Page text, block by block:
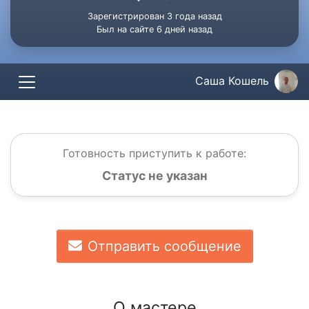
Зарегистрирован 3 года назад
Был на сайте 6 дней назад
Саша Кошель
Готовность приступить к работе:
Статус не указан
Отправить сообщение